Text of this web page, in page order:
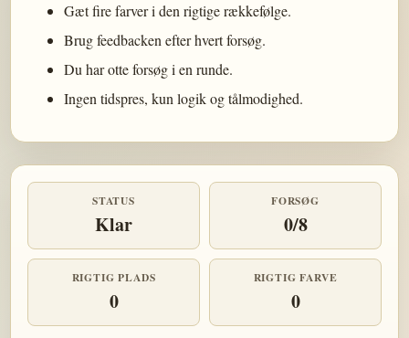
Gæt fire farver i den rigtige rækkefølge.
Brug feedbacken efter hvert forsøg.
Du har otte forsøg i en runde.
Ingen tidspres, kun logik og tålmodighed.
STATUS
Klar
FORSØG
0/8
RIGTIG PLADS
0
RIGTIG FARVE
0